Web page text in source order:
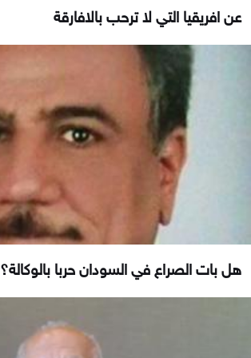
عن افريقيا التي لا ترحب بالافارقة
هل بات الصراع في السودان حربا بالوكالة؟